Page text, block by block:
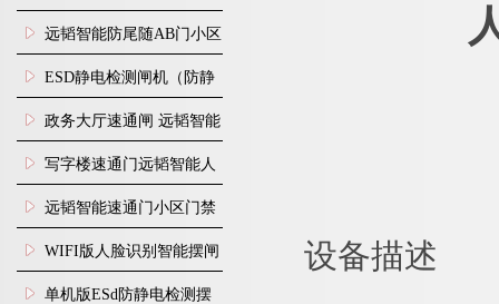
机
远韬智能防尾随AB门小区
门禁闸机安装
​ESD静电检测闸机（防静
电门禁通道系统）
政务大厅速通闸 远韬智能
防尾随静音速通门
写字楼速通门远韬智能人
脸识别快速通道闸
远韬智能速通门小区门禁
闸机食堂消费摆闸
WIFI版人脸识别智能摆闸
机
单机版ESd防静电检测摆
设备描述